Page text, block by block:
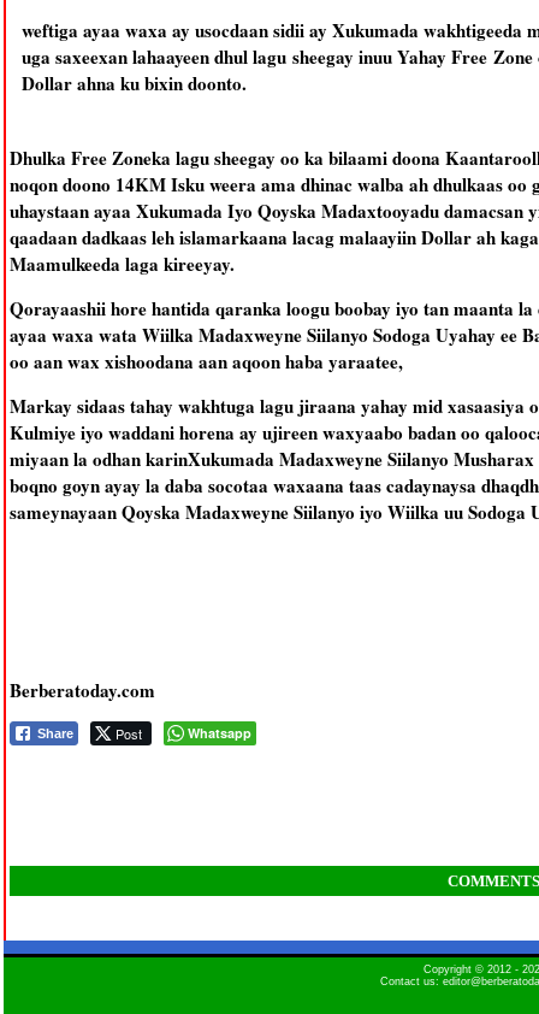
weftiga ayaa waxa ay usocdaan sidii ay Xukumada wakhtigeeda
uga saxeexan lahaayeen dhul lagu sheegay inuu Yahay Free
Dollar ahna ku bixin doonto.
Dhulka Free Zoneka lagu sheegay oo ka bilaami doona
noqon doono 14KM Isku weera ama dhinac walba ah dhulkaas
uhaystaan ayaa Xukumada Iyo Qoyska Madaxtooyadu damacsan
qaadaan dadkaas leh islamarkaana lacag malaayiin Dollar ah
Maamulkeeda laga kireeyay.
Qorayaashii hore hantida qaranka loogu boobay iyo tan maanta
ayaa waxa wata Wiilka Madaxweyne Siilanyo Sodoga Uyahay ee
oo aan wax xishoodana aan aqoon haba yaraatee,
Markay sidaas tahay wakhtuga lagu jiraana yahay mid xasaasiya
Kulmiye iyo waddani horena ay ujireen waxyaabo badan oo
miyaan la odhan karinXukumada Madaxweyne Siilanyo
boqno goyn ayay la daba socotaa waxaana taas cadaynaysa
sameynayaan Qoyska Madaxweyne Siilanyo iyo Wiilka uu Sodoga
Berberatoday.com
Share Post Whatsapp
COMMENTS
Copyright © 2012 -
Contact us: